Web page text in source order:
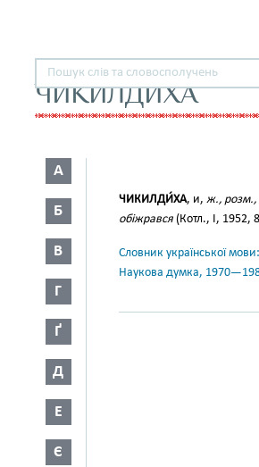
ЧИКИЛДИХА
А
Б
В
Г
Ґ
Д
Е
Є
ЧИКИЛДИ́ХА, и, ж., розм.,
обіжрався (Котл., І, 1952,
Словник української
Наукова думка,